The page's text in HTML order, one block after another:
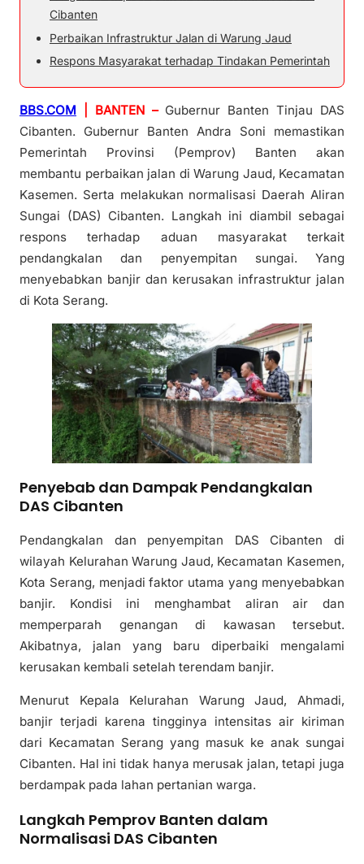
Cibanten
Perbaikan Infrastruktur Jalan di Warung Jaud
Respons Masyarakat terhadap Tindakan Pemerintah
BBS.COM | BANTEN – Gubernur Banten Tinjau DAS
Cibanten. Gubernur Banten Andra Soni memastikan
Pemerintah Provinsi (Pemprov) Banten akan
membantu perbaikan jalan di Warung Jaud, Kecamatan
Kasemen. Serta melakukan normalisasi Daerah Aliran
Sungai (DAS) Cibanten. Langkah ini diambil sebagai
respons terhadap aduan masyarakat terkait
pendangkalan dan penyempitan sungai. Yang
menyebabkan banjir dan kerusakan infrastruktur jalan
di Kota Serang.
Penyebab dan Dampak Pendangkalan
DAS Cibanten
Pendangkalan dan penyempitan DAS Cibanten di
wilayah Kelurahan Warung Jaud, Kecamatan Kasemen,
Kota Serang, menjadi faktor utama yang menyebabkan
banjir. Kondisi ini menghambat aliran air dan
memperparah genangan di kawasan tersebut.
Akibatnya, jalan yang baru diperbaiki mengalami
kerusakan kembali setelah terendam banjir.
Menurut Kepala Kelurahan Warung Jaud, Ahmadi,
banjir terjadi karena tingginya intensitas air kiriman
dari Kecamatan Serang yang masuk ke anak sungai
Cibanten. Hal ini tidak hanya merusak jalan, tetapi juga
berdampak pada lahan pertanian warga.
Langkah Pemprov Banten dalam
Normalisasi DAS Cibanten